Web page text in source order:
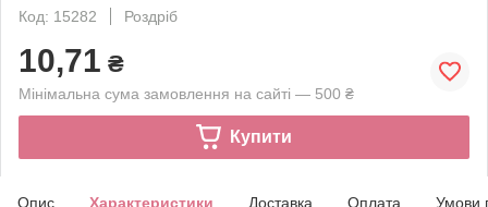
Код: 15282
Роздріб
10,71 ₴
Мінімальна сума замовлення на сайті — 500 ₴
Купити
Опис Характеристики Доставка Оплата Умови